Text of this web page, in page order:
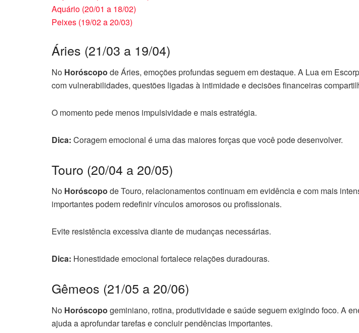
Aquário (20/01 a 18/02)
Peixes (19/02 a 20/03)
Áries (21/03 a 19/04)
No Horóscopo de Áries, emoções profundas seguem em destaque. A Lua em
com vulnerabilidades, questões ligadas à intimidade e decisões financeiras
O momento pede menos impulsividade e mais estratégia.
Dica: Coragem emocional é uma das maiores forças que você pode desenvolver.
Touro (20/04 a 20/05)
No Horóscopo de Touro, relacionamentos continuam em evidência e com mais
importantes podem redefinir vínculos amorosos ou profissionais.
Evite resistência excessiva diante de mudanças necessárias.
Dica: Honestidade emocional fortalece relações duradouras.
Gêmeos (21/05 a 20/06)
No Horóscopo geminiano, rotina, produtividade e saúde seguem exigindo foco. A
ajuda a aprofundar tarefas e concluir pendências importantes.